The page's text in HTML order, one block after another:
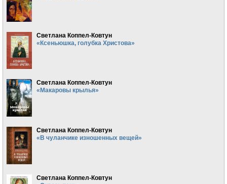
Светлана Коппел-Ковтун
«Ксеньюшка, голубка Христова»
Светлана Коппел-Ковтун
«Макаровы крылья»
Светлана Коппел-Ковтун
«В чуланчике изношенных вещей»
Светлана Коппел-Ковтун